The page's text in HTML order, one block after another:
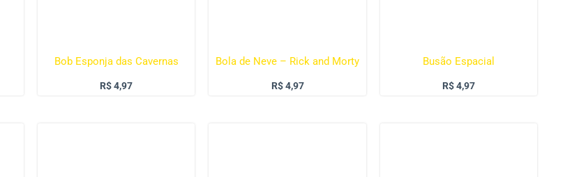
Bob Esponja das Cavernas
R$4,97
Bola de Neve – Rick and Morty
R$4,97
Busão Espacial
R$4,97